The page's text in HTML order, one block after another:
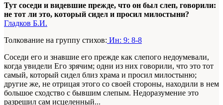
Тут соседи и видевшие прежде, что он был слеп, говорили:
не тот ли это, который сидел и просил милостыни?
Гладков Б.И.
Толкование на группу стихов: Ин: 9: 8-8
Соседи его и знавшие его прежде как слепого недоумевали,
когда увидели Его зрячим; одни из них говорили, что это тот
самый, который сидел близ храма и просил милостыню;
другие же, не отрицая этого со своей стороны, находили в нем
большое сходство с бывшим слепым. Недоразумение это
разрешил сам исцеленный...